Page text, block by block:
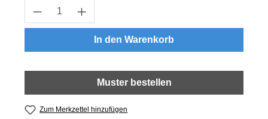
Produkt Anzahl: Gib den gewünschten
In den Warenkorb
Muster bestellen
Zum Merkzettel hinzufügen